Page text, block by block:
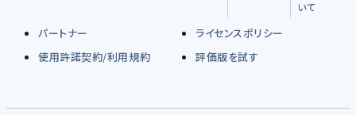
いて
パートナー
ライセンスポリシー
使用許諾契約/利用規約
評価版を試す